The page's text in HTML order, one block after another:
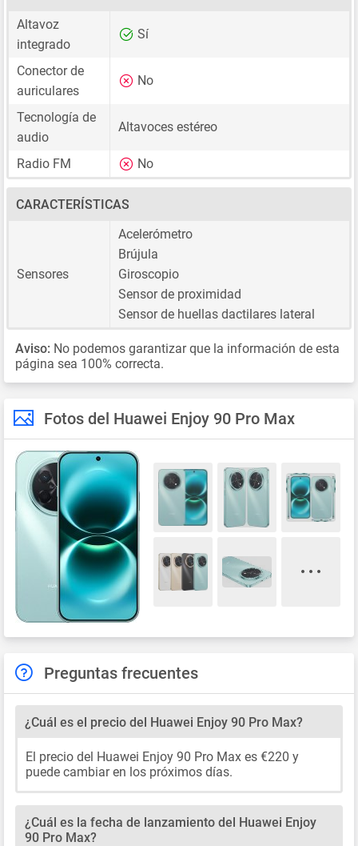
Altavoz
integrado
Sí
Conector de
auriculares
No
Tecnología de
audio
Altavoces estéreo
Radio FM No
CARACTERÍSTICAS
Sensores
Acelerómetro
Brújula
Giroscopio
Sensor de proximidad
Sensor de huellas dactilares lateral
Aviso: No podemos garantizar que la información de esta
página sea 100% correcta.
Fotos del Huawei Enjoy 90 Pro Max
Preguntas frecuentes
¿Cuál es el precio del Huawei Enjoy 90 Pro Max?
El precio del Huawei Enjoy 90 Pro Max es €220 y
puede cambiar en los próximos días.
¿Cuál es la fecha de lanzamiento del Huawei Enjoy
90 Pro Max?